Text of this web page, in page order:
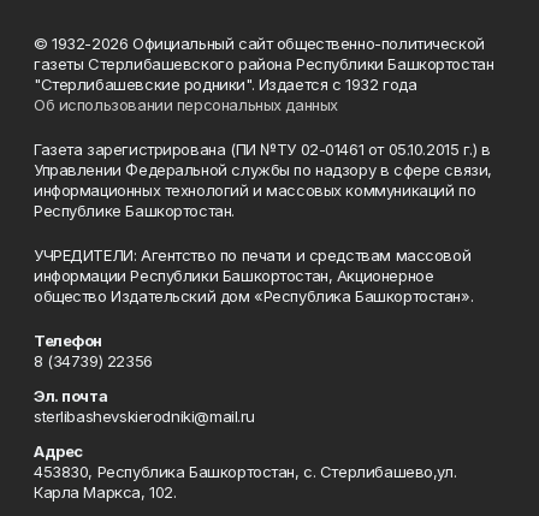
© 1932-2026 Официальный сайт общественно-политической
газеты Стерлибашевского района Республики Башкортостан
"Стерлибашевские родники". Издается с 1932 года
Об использовании персональных данных
Газета зарегистрирована (ПИ №ТУ 02-01461 от 05.10.2015 г.) в
Управлении Федеральной службы по надзору в сфере связи,
информационных технологий и массовых коммуникаций по
Республике Башкортостан.
УЧРЕДИТЕЛИ: Агентство по печати и средствам массовой
информации Республики Башкортостан, Акционерное
общество Издательский дом «Республика Башкортостан».
Телефон
8 (34739) 22356
Эл. почта
sterlibashevskierodniki@mail.ru
Адрес
453830, Республика Башкортостан, c. Стерлибашево,ул.
Карла Маркса, 102.